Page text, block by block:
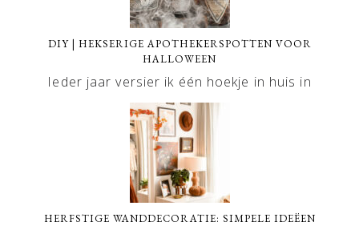
DIY | HEKSERIGE APOTHEKERSPOTTEN VOOR
HALLOWEEN
Ieder jaar versier ik één hoekje in huis in
HERFSTIGE WANDDECORATIE: SIMPELE IDEËEN